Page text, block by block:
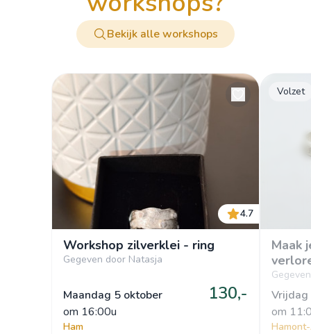
Bekijk alle workshops
4.7
Workshop zilverklei - ring
Gegeven door Natasja
Maandag 5 oktober
om 16:00u
130,-
Ham
Volzet
Maak
Vrijdag
om